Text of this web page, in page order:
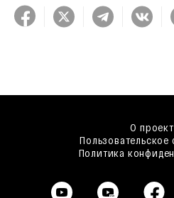
О
Пользовательское
Политика